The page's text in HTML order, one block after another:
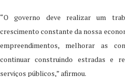
“O governo deve realizar um
crescimento constante da nossa
empreendimentos, melhorar as
continuar construindo estradas e
serviços públicos,” afirmou.